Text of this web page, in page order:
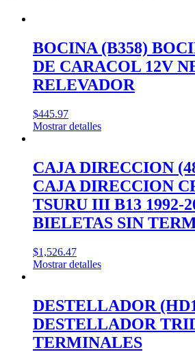
BOCINA (B358)
DE CARACOL 12V
RELEVADOR
$445.97
Mostrar detalles
CAJA DIRECCION
CAJA DIRECCION
TSURU III B13 1992-
BIELETAS SIN
$1,526.47
Mostrar detalles
DESTELLADOR
DESTELLADOR
TERMINALES